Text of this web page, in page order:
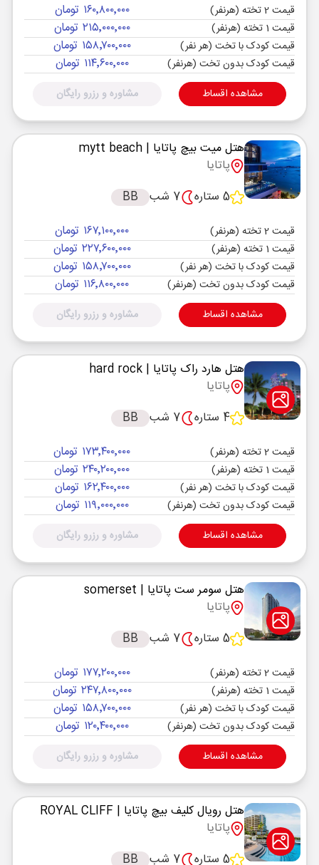
قیمت 2 تخته (هرنفر) ۱۶۰٬۸۰۰٬۰۰۰ تومان
قیمت 1 تخته (هرنفر) ۲۱۵٬۰۰۰٬۰۰۰ تومان
قیمت کودک با تخت (هر نفر) ۱۵۸٬۷۰۰٬۰۰۰ تومان
قیمت کودک بدون تخت (هرنفر) ۱۱۴٬۶۰۰٬۰۰۰ تومان
مشاهده اقساط مشاوره و رزرو رایگان
هتل میت بیچ پاتایا | mytt beach
پاتایا
5 ستاره
7 شب BB
قیمت 2 تخته (هرنفر) ۱۶۷٬۱۰۰٬۰۰۰ تومان
قیمت 1 تخته (هرنفر) ۲۲۷٬۶۰۰٬۰۰۰ تومان
قیمت کودک با تخت (هر نفر) ۱۵۸٬۷۰۰٬۰۰۰ تومان
قیمت کودک بدون تخت (هرنفر) ۱۱۶٬۸۰۰٬۰۰۰ تومان
مشاهده اقساط مشاوره و رزرو رایگان
هتل هارد راک پاتایا | hard rock
پاتایا
4 ستاره
7 شب BB
قیمت 2 تخته (هرنفر) ۱۷۳٬۴۰۰٬۰۰۰ تومان
قیمت 1 تخته (هرنفر) ۲۴۰٬۲۰۰٬۰۰۰ تومان
قیمت کودک با تخت (هر نفر) ۱۶۲٬۴۰۰٬۰۰۰ تومان
قیمت کودک بدون تخت (هرنفر) ۱۱۹٬۰۰۰٬۰۰۰ تومان
مشاهده اقساط مشاوره و رزرو رایگان
هتل سومر ست پاتایا | somerset
پاتایا
5 ستاره
7 شب BB
قیمت 2 تخته (هرنفر) ۱۷۷٬۲۰۰٬۰۰۰ تومان
قیمت 1 تخته (هرنفر) ۲۴۷٬۸۰۰٬۰۰۰ تومان
قیمت کودک با تخت (هر نفر) ۱۵۸٬۷۰۰٬۰۰۰ تومان
قیمت کودک بدون تخت (هرنفر) ۱۲۰٬۴۰۰٬۰۰۰ تومان
مشاهده اقساط مشاوره و رزرو رایگان
هتل رویال کلیف بیچ پاتایا | ROYAL CLIFF
پاتایا
5 ستاره
7 شب BB